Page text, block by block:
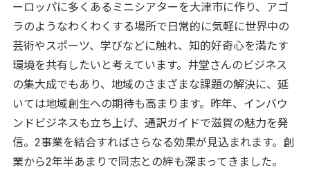
ーロッパに多くあるミニシアターを大津市に作り、アゴ
ラのようなわくわくする場所で日常的に気軽に世界中の
芸術やスポーツ、学びなどに触れ、知的好奇心を満たす
環境を共有したいと考えています。井堂さんのビジネス
の集大成でもあり、地域のさまざまな課題の解決に、延
いては地域創生への期待も高まります。昨年、インバウ
ンドビジネスも立ち上げ、通訳ガイドで滋賀の魅力を発
信。2事業を結合すればさらなる効果が見込まれます。創
業から2年半あまりで同志との絆も深まってきました。